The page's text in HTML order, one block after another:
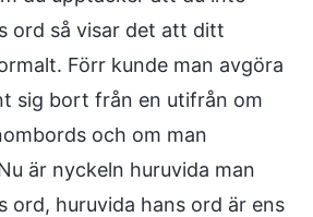
ord så visar det att ditt
Förr kunde man avgöra
sig bort från en utifrån om
och om man
är nyckeln huruvida man
ord, huruvida hans ord är ens